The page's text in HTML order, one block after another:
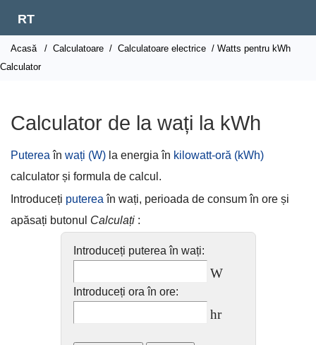
RT
Acasă / Calculatoare / Calculatoare electrice / Watts pentru kWh
Calculator
Calculator de la wați la kWh
Puterea în wați (W) la energia în kilowatt-oră (kWh)
calculator și formula de calcul.
Introduceți puterea în wați, perioada de consum în ore și
apăsați butonul Calculați :
Introduceți puterea în wați:
W
Introduceți ora în ore:
hr